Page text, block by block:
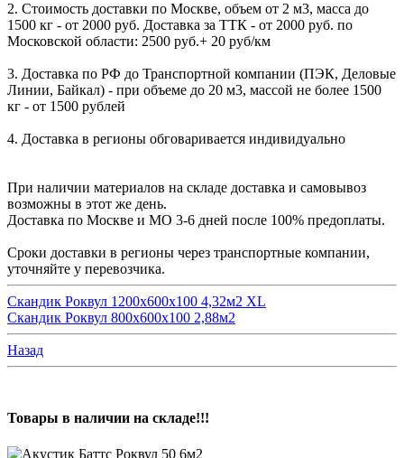
2. Стоимость доставки по Москве, объем от 2 м3, масса до
1500 кг - от 2000 руб. Доставка за ТТК - от 2000 руб. по
Московской области: 2500 руб.+ 20 руб/км
3. Доставка по РФ до Транспортной компании (ПЭК, Деловые
Линии, Байкал) - при объеме до 20 м3, массой не более 1500
кг - от 1500 рублей
4. Доставка в регионы обговаривается индивидуально
При наличии материалов на складе доставка и самовывоз
возможны в этот же день.
Доставка по Москве и МО 3-6 дней после 100% предоплаты.
Сроки доставки в регионы через транспортные компании,
уточняйте у перевозчика.
Скандик Роквул 1200х600х100 4,32м2 XL
Скандик Роквул 800х600х100 2,88м2
Назад
Товары в наличии на складе!!!